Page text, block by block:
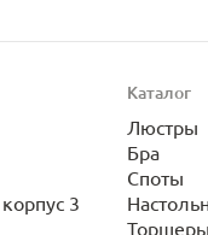
3
Каталог
Люстры
Бра
Споты
Торшеры